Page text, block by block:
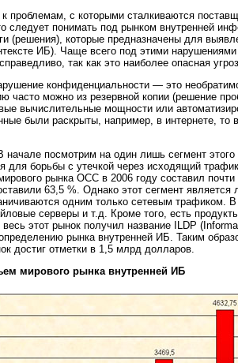
проблемам, с которыми сталкиваются
следует понимать под рынком внутренней
(решения), которые предназначены для
ИБ). Чаще всего под этими
так как это наиболее опасная
конфиденциальности — это
можно из резервной копии (решение
вычислительные мощности или
были раскрыты, например, в интернете, то
начале посмотрим на один лишь сегмент
для борьбы с утечкой через исходящий
рынка OCC в 2006 году составил
63,5 %. Однако этот сегмент
одним только сетевым трафиком. В
серверы и т.д. Кроме того, есть
этот рынок получил название ILDP
рынка внутренней ИБ. Таким
достиг отметки в 1,5 млрд долларов.
мирового рынка внутренней ИБ